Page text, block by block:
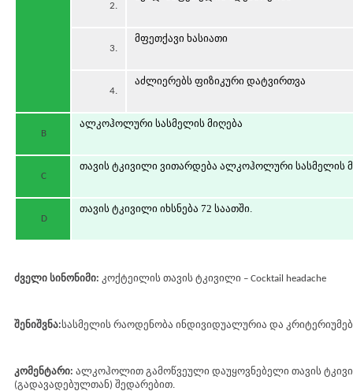
2.
3.
მფეთქავი ხასიათი
4.
აძლიერებს ფიზიკური დატვირთვა
B
ალკოჰოლური სასმელის მიღება
C
თავის ტკივილი ვითარდება ალკოჰოლური სასმელის
D
თავის ტკივილი იხსნება 72 საათში.
ძველი სინონიმი: კოქტეილის თავის ტკივილი – Cocktail headache
შენიშვნა:სასმელის რაოდენობა ინდივიდუალურია და
კომენტარი: ალკოჰოლით გამოწვეული დაუყოვნებელი თავის
(გადავადებულთან) შედარებით.